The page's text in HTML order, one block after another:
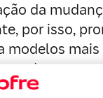
da
por isso,
modelos
com
baseado em